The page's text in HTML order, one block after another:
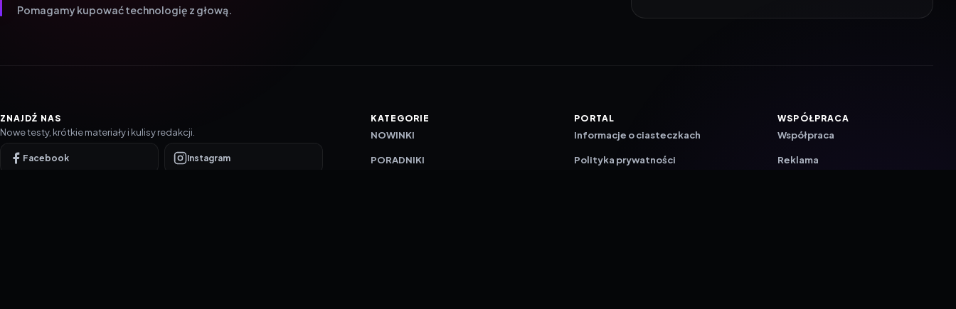
Pomagamy kupować technologię z głową.
ZNAJDŹ NAS
Nowe testy, krótkie materiały i kulisy redakcji.
Facebook Instagram
KATEGORIE
NOWINKI
PORADNIKI
PORTAL
Informacje o ciasteczkach
Polityka prywatności
WSPÓŁPRACA
Współpraca
Reklama